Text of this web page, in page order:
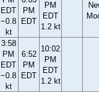
EDT
−0.8
kt
PM
EDT
PM
EDT
1.2 kt
3:58
PM
EDT
−0.8
kt
6:52
PM
EDT
10:02
PM
EDT
1.2 kt